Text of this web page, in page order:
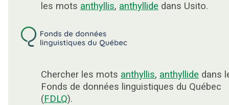
les mots anthyllis, anthyllide dans Usito.
Chercher les mots anthyllis, anthyllide dans
Fonds de données linguistiques du Québec
(FDLQ).